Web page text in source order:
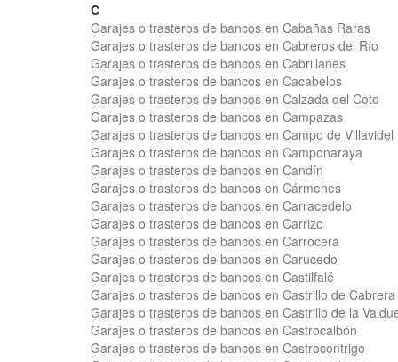
C
Garajes o trasteros de bancos en Cabañas Raras
Garajes o trasteros de bancos en Cabreros del Río
Garajes o trasteros de bancos en Cabrillanes
Garajes o trasteros de bancos en Cacabelos
Garajes o trasteros de bancos en Calzada del Coto
Garajes o trasteros de bancos en Campazas
Garajes o trasteros de bancos en Campo de Villavidel
Garajes o trasteros de bancos en Camponaraya
Garajes o trasteros de bancos en Candín
Garajes o trasteros de bancos en Cármenes
Garajes o trasteros de bancos en Carracedelo
Garajes o trasteros de bancos en Carrizo
Garajes o trasteros de bancos en Carrocera
Garajes o trasteros de bancos en Carucedo
Garajes o trasteros de bancos en Castilfalé
Garajes o trasteros de bancos en Castrillo de Cabrera
Garajes o trasteros de bancos en Castrillo de la
Garajes o trasteros de bancos en Castrocalbón
Garajes o trasteros de bancos en Castrocontrigo